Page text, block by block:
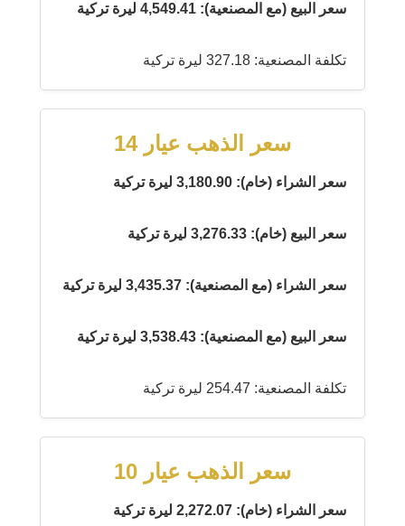
سعر البيع (مع المصنعية): 4,549.41 ليرة تركية
تكلفة المصنعية: 327.18 ليرة تركية
سعر الذهب عيار 14
سعر الشراء (خام): 3,180.90 ليرة تركية
سعر البيع (خام): 3,276.33 ليرة تركية
سعر الشراء (مع المصنعية): 3,435.37 ليرة تركية
سعر البيع (مع المصنعية): 3,538.43 ليرة تركية
تكلفة المصنعية: 254.47 ليرة تركية
سعر الذهب عيار 10
سعر الشراء (خام): 2,272.07 ليرة تركية